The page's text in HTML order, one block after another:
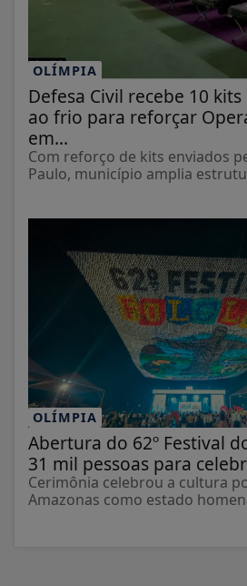
OLÍMPIA
Defesa Civil recebe 10
ao frio para reforçar
em...
Com reforço de kits enviados
Paulo, município amplia
OLÍMPIA
Abertura do 62º Festival
31 mil pessoas para
Cerimônia celebrou a cultura
Amazonas como estado